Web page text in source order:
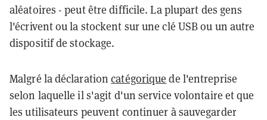
aléatoires - peut être difficile. La plupart des gens
l'écrivent ou la stockent sur une clé USB ou un autre
dispositif de stockage.
Malgré la déclarationcatégorique de l'entreprise
selon laquelle il s'agit d'un service volontaire et que
les utilisateurs peuvent continuer à sauvegarder